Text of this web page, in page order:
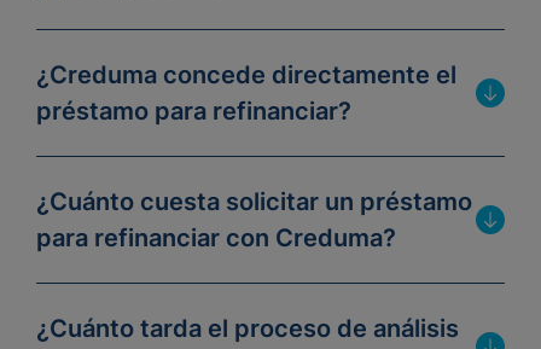
¿Creduma concede directamente el
préstamo para refinanciar?
¿Cuánto cuesta solicitar un préstamo
para refinanciar con Creduma?
¿Cuánto tarda el proceso de análisis